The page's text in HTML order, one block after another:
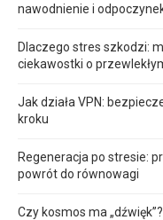
nawodnienie i
Dlaczego stres szkodzi:
ciekawostki o
Jak działa VPN:
kroku
Regeneracja po stresie:
powrót do równowagi
Czy kosmos ma